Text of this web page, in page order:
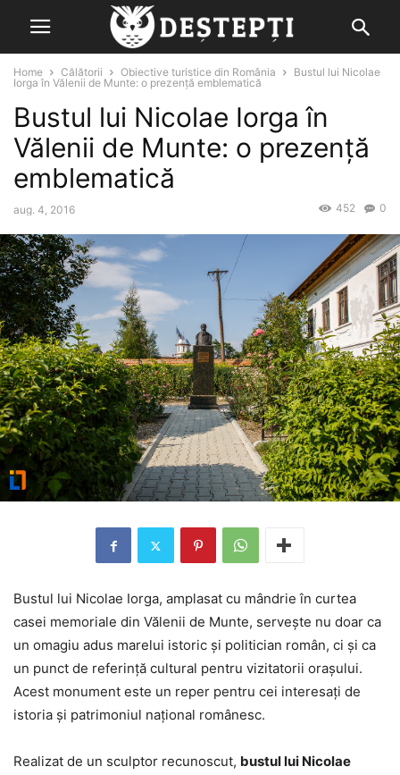
Home Călătorii Obiective turistice din România
Bustul lui Nicolae
Iorga în Vălenii de Munte: o prezență emblematică
Bustul lui Nicolae Iorga în
Vălenii de Munte: o prezență
emblematică
aug. 4, 2016 0
452
Bustul lui Nicolae Iorga, amplasat cu mândrie în curtea
casei memoriale din Vălenii de Munte, servește nu doar ca
un omagiu adus marelui istoric și politician român, ci și ca
un punct de referință cultural pentru vizitatorii orașului.
Acest monument este un reper pentru cei interesați de
istoria și patrimoniul național românesc.
Realizat de un sculptor recunoscut, bustul lui Nicolae